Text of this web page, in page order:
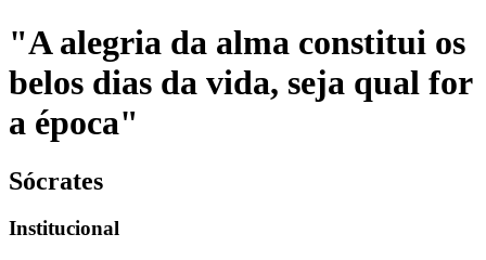
"A alegria da alma constitui os
belos dias da vida, seja qual for
a época"
Sócrates
Institucional